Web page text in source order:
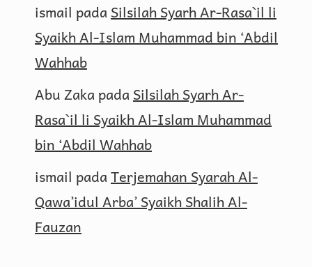
ismail padaSilsilah Syarh Ar-Rasa`il li
Syaikh Al-Islam Muhammad bin ‘Abdil
Wahhab
Abu ZakapadaSilsilah Syarh Ar-
Rasa`il li Syaikh Al-Islam Muhammad
bin ‘Abdil Wahhab
ismail padaTerjemahan Syarah Al-
Qawa’idul Arba’ Syaikh Shalih Al-
Fauzan